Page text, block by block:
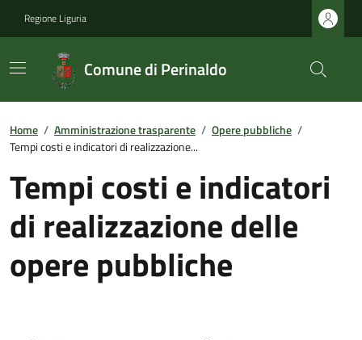
Regione Liguria
Comune di Perinaldo
Home / Amministrazione trasparente / Opere pubbliche /
Tempi costi e indicatori di realizzazione...
Tempi costi e indicatori
di realizzazione delle
opere pubbliche